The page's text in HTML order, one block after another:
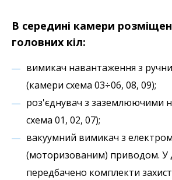
В середині камери
головних кіл:
вимикач навантаження з
(камери схема 03÷06, 08, 09);
роз'єднувач з заземлюючими
схема 01, 02, 07);
вакуумний вимикач з
(моторизованим) приводом. У
передбачено комплекти